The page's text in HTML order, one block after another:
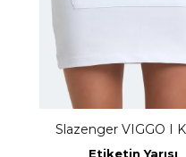
Slazenger VIGGO I
Beyaz Etek
Etiketin Yarısı